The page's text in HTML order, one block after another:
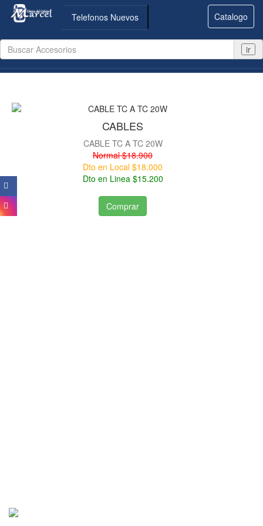
Telefonos Nuevos Catalogo
ir
CABLES
CABLE TC A TC 20W
Normal $18.900
Dto en Local $18.000
Dto en Linea $15.200